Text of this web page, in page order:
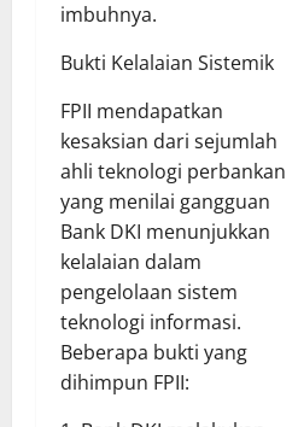
imbuhnya.
Bukti Kelalaian Sistemik
FPII mendapatkan
kesaksian dari sejumlah
ahli teknologi perbankan
yang menilai gangguan
Bank DKI menunjukkan
kelalaian dalam
pengelolaan sistem
teknologi informasi.
Beberapa bukti yang
dihimpun FPII: